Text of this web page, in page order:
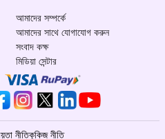
আমাদের সম্পর্কে
আমাদের সাথে যোগাযোগ করুন
সংবাদ কক্ষ
মিডিয়া সেন্টার
নীতিকুকিজ নীতি